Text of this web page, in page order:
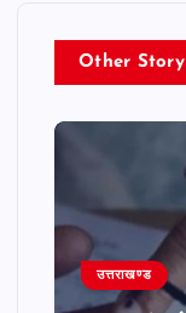
Other Story
उत्तराखण्ड